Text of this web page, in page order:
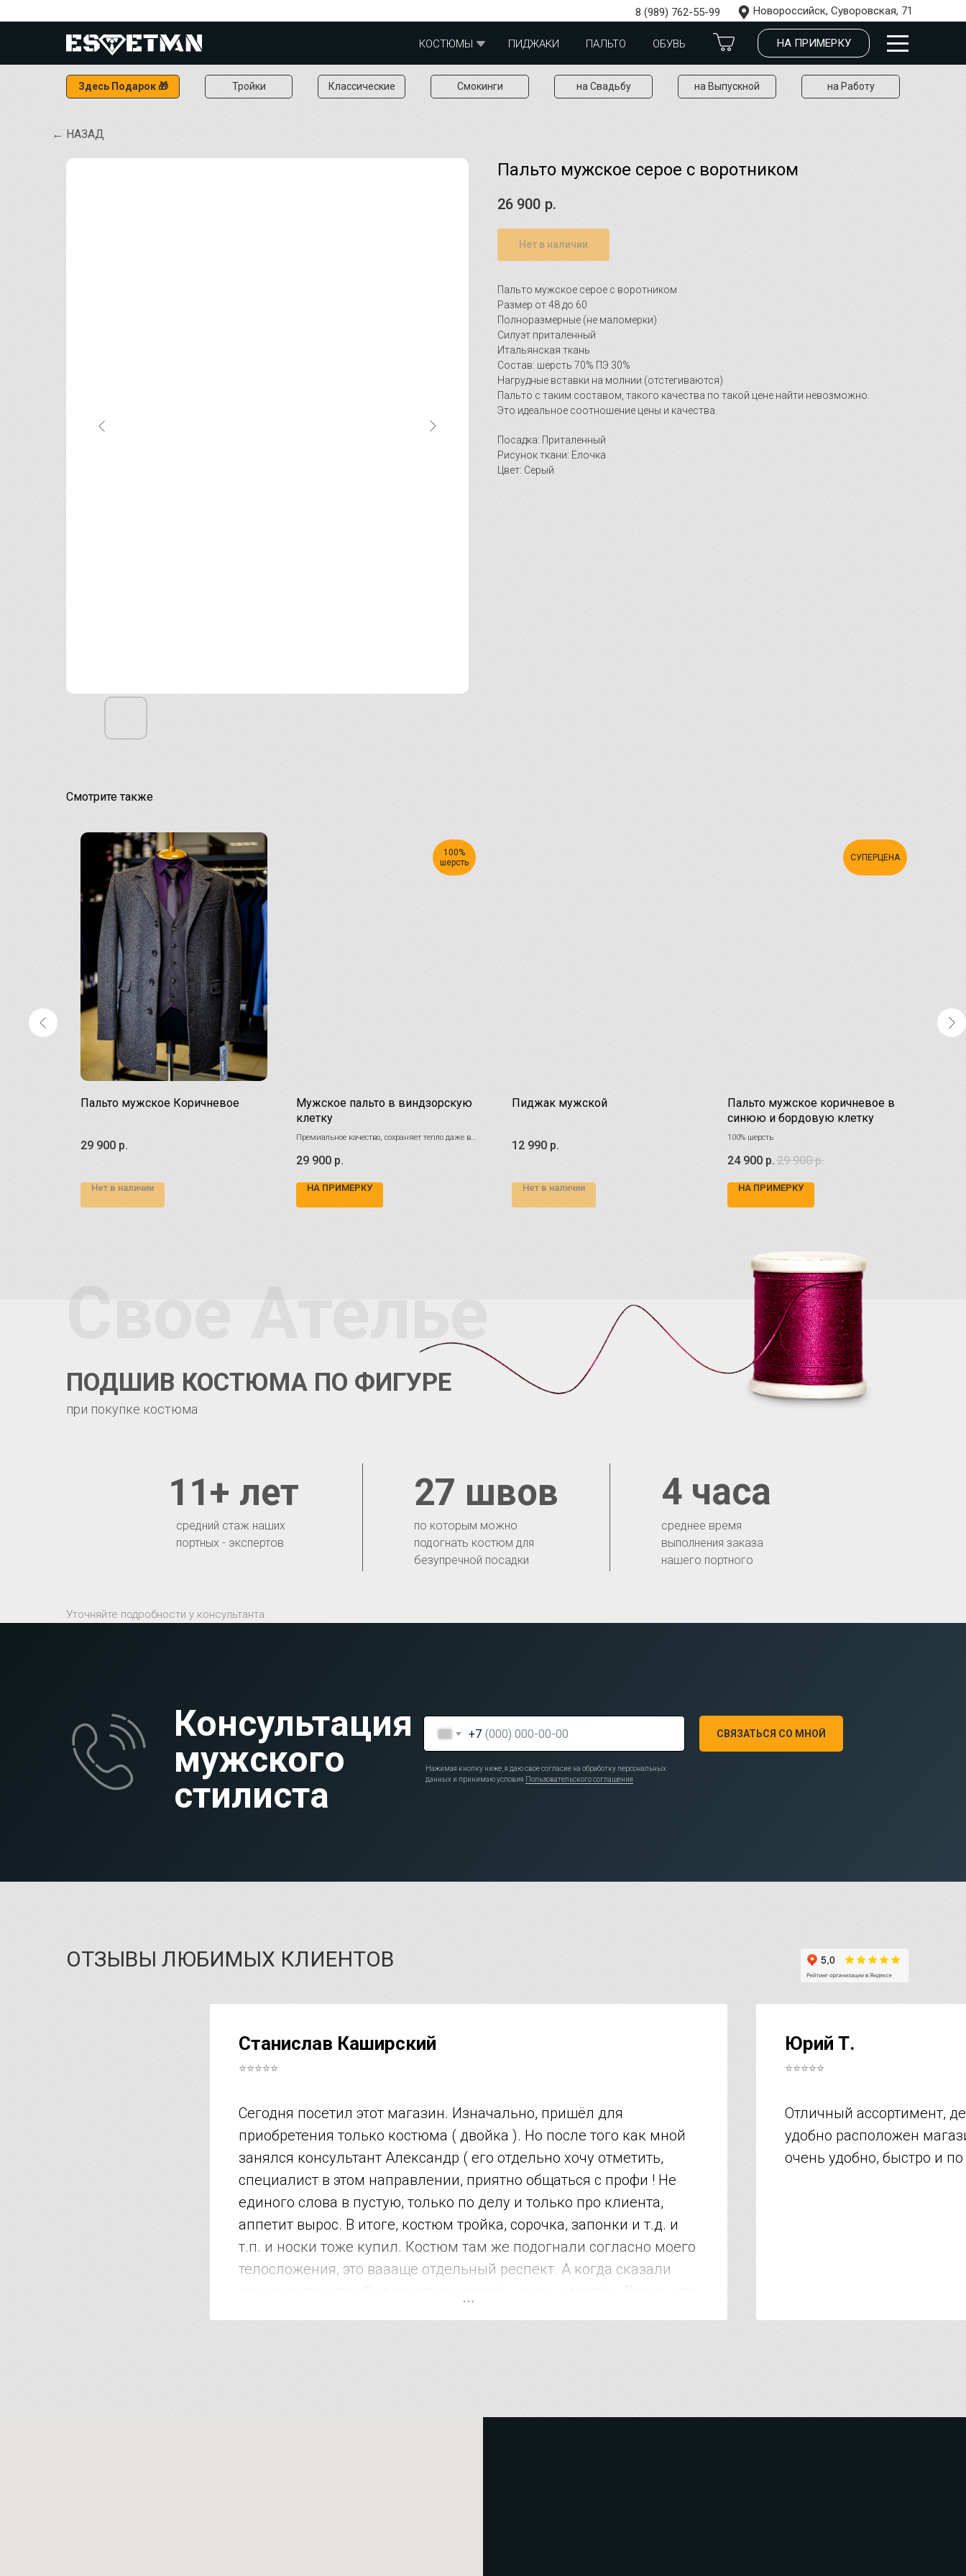
ПИДЖАКИ
Новороссийск, Суворовская, 71
8 (989) 762-55-99
ПАЛЬТО ОБУВЬ НА ПРИМЕРКУ
КОСТЮМЫ
на Свадьбу на Выпускной на Работу
Классические
Тройки
Здесь Подарок 🎁 Смокинги
← НАЗАД
Пальто мужское серое с воротником
26 900 р.
Нет в наличии
Пальто мужское серое с воротником
Размер от 48 до 60
Полноразмерные (не маломерки)
Силуэт приталенный
Итальянская ткань
Состав: шерсть 70% ПЭ 30%
Нагрудные вставки на молнии (отстегиваются)
Пальто с таким составом, такого качества по такой цене найти невозможно.
Это идеальное соотношение цены и качества.
Посадка: Приталенный
Рисунок ткани: Ёлочка
Цвет: Серый
Смотрите также
Пальто мужское Коричневое
29 900 р.
Нет в наличии
100%
шерсть
Мужское пальто в виндзорскую
клетку
Премиальное качество, сохраняет тепло даже в
100% шерсть
29 900 р.
НА ПРИМЕРКУ
Пиджак мужской
12 990 р.
Нет в наличии
СУПЕРЦЕНА
Пальто мужское коричневое в
синюю и бордовую клетку
100% шерсть
24 900 р. 29 900 р.
НА ПРИМЕРКУ
по которым можно
подогнать костюм для
безупречной посадки
27 швов
при покупке костюма
ПОДШИВ КОСТЮМА ПО ФИГУРЕ
Свое Ателье
средний стаж наших
портных - экспертов
11+ лет
Уточняйте подробности у консультанта
среднее время
выполнения заказа
нашего портного
4 часа
Консультация
мужского
стилиста
+7 СВЯЗАТЬСЯ СО МНОЙ
Нажимая кнопку ниже, я даю свое согласие на обработку персональных
данных и принимаю условия Пользовательского соглашения
ОТЗЫВЫ ЛЮБИМЫХ КЛИЕНТОВ
Станислав Каширский
⭐⭐⭐⭐⭐
Сегодня посетил этот магазин. Изначально, пришёл для
приобретения только костюма ( двойка ). Но после того как мной
занялся консультант Александр ( его отдельно хочу отметить,
специалист в этом направлении, приятно общаться с профи ! Не
единого слова в пустую, только по делу и только про клиента,
аппетит вырос. В итоге, костюм тройка, сорочка, запонки и т.д. и
т.п. и носки тоже купил. Костюм там же подогнали согласно моего
телосложения, это ваааще отдельный респект. А когда сказали
Юрий Т.
⭐⭐⭐⭐⭐
Отличный ассортимент,
удобно расположен
очень удобно, быстро и